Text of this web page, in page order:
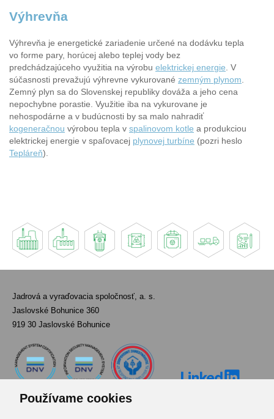
Používame cookies
Výhrevňa
Výhrevňa je energetické zariadenie určené na dodávku tepla
vo forme pary, horúcej alebo teplej vody bez
predchádzajúceho využitia na výrobu elektrickej energie . V
súčasnosti prevažujú výhrevne vykurované zemným plynom
Zemný plyn sa do Slovenskej republiky dováža a jeho cena
nepochybne porastie. Využitie iba na vykurovane je
nehospodárne a v budúcnosti by sa malo nahradiť
kogeneračnou výrobou tepla v spalinovom kotle a produkciou
elektrickej energie v spaľovacej plynovej turbíne (pozri heslo
Tepláreň).
Jadrová a vyraďovacia spoločnosť, a. s.
Jaslovské Bohunice 360
919 30 Jaslovské Bohunice